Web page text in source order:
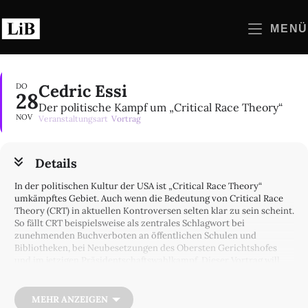
Inhalt
springen
MENÜ
DO
28
NOV
Cedric Essi
Der politische Kampf um „Critical Race Theory“
Veranstaltungsart Vortrag
Details
In der politischen Kultur der USA ist „Critical Race Theory“
umkämpftes Gebiet. Auch wenn die Bedeutung von Critical Race
Theory (CRT) in aktuellen Kontroversen selten klar zu sein scheint.
So fällt CRT beispielsweise als zentrales Schlagwort bei
zunehmenden Buchverboten an öffentlichen Schulen und
Bibliotheken, bei Neubesetzungen des Obersten Gerichtshofes
wie CRT ursprünglich in den Rechtswissenschaften der 1980er
Jahre als innovative Form der Rassismusforschung entwickelt
MEHR ANZEIGEN